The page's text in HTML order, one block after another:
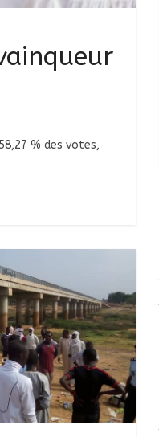
% des votes,